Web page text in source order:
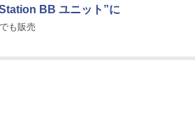
BB ユニット”に
も販売